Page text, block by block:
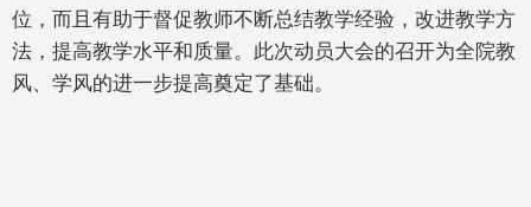
位，而且有助于督促教师不断总结教学经验，改进教学方
法，提高教学水平和质量。此次动员大会的召开为全院教
风、学风的进一步提高奠定了基础。